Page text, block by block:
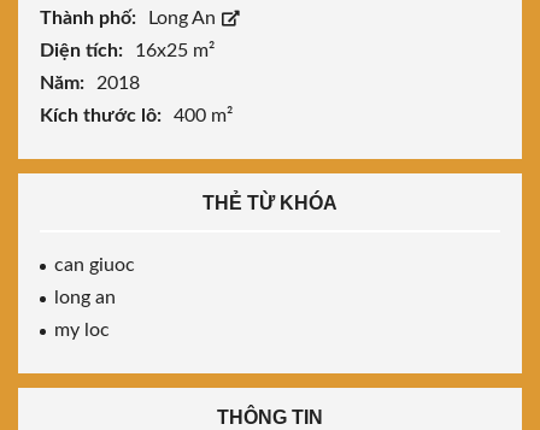
Thành phố:
Long An
Diện tích:
16x25 m²
Năm:
2018
Kích thước lô:
400 m²
THẺ TỪ KHÓA
can giuoc
long an
my loc
THÔNG TIN